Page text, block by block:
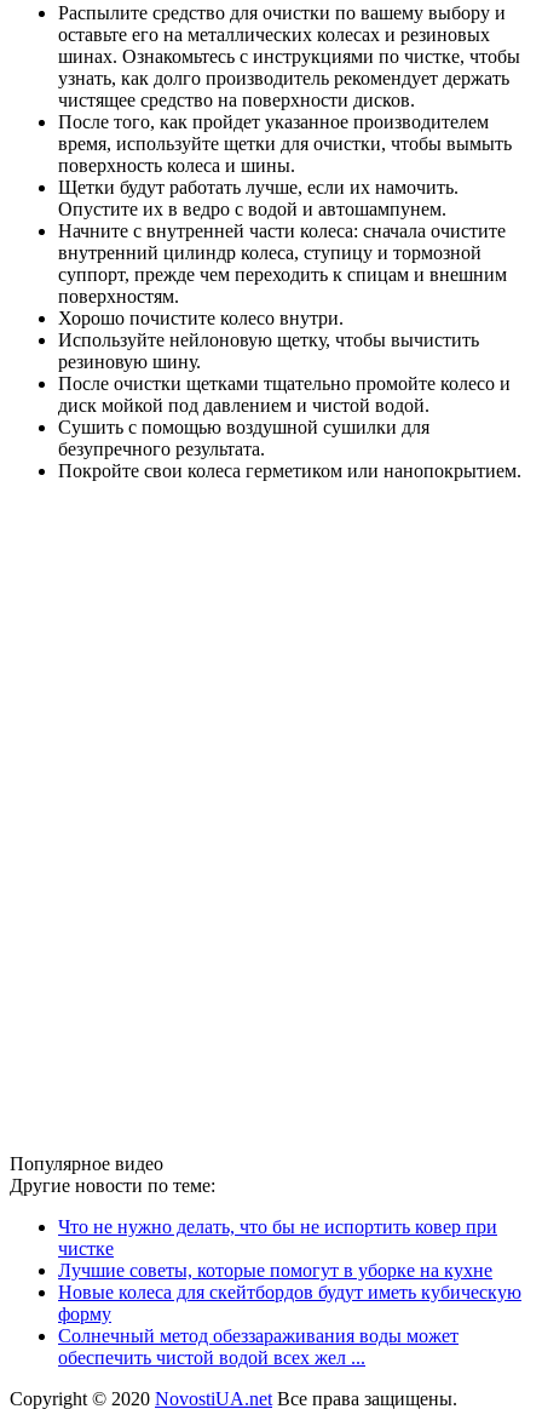
Распылите средство для очистки по вашему выбору и
оставьте его на металлических колесах и резиновых
шинах. Ознакомьтесь с инструкциями по чистке, чтобы
узнать, как долго производитель рекомендует держать
чистящее средство на поверхности дисков.
После того, как пройдет указанное производителем
время, используйте щетки для очистки, чтобы вымыть
поверхность колеса и шины.
Щетки будут работать лучше, если их намочить.
Опустите их в ведро с водой и автошампунем.
Начните с внутренней части колеса: сначала очистите
внутренний цилиндр колеса, ступицу и тормозной
суппорт, прежде чем переходить к спицам и внешним
поверхностям.
Хорошо почистите колесо внутри.
Используйте нейлоновую щетку, чтобы вычистить
резиновую шину.
После очистки щетками тщательно промойте колесо и
диск мойкой под давлением и чистой водой.
Сушить с помощью воздушной сушилки для
безупречного результата.
Покройте свои колеса герметиком или нанопокрытием.
Популярное видео
Другие новости по теме:
Что не нужно делать, что бы не испортить ковер при
чистке
Лучшие советы, которые помогут в уборке на кухне
Новые колеса для скейтбордов будут иметь кубическую
форму
Солнечный метод обеззараживания воды может
обеспечить чистой водой всех жел ...
Copyright © 2020 NovostiUA.net Все права защищены.